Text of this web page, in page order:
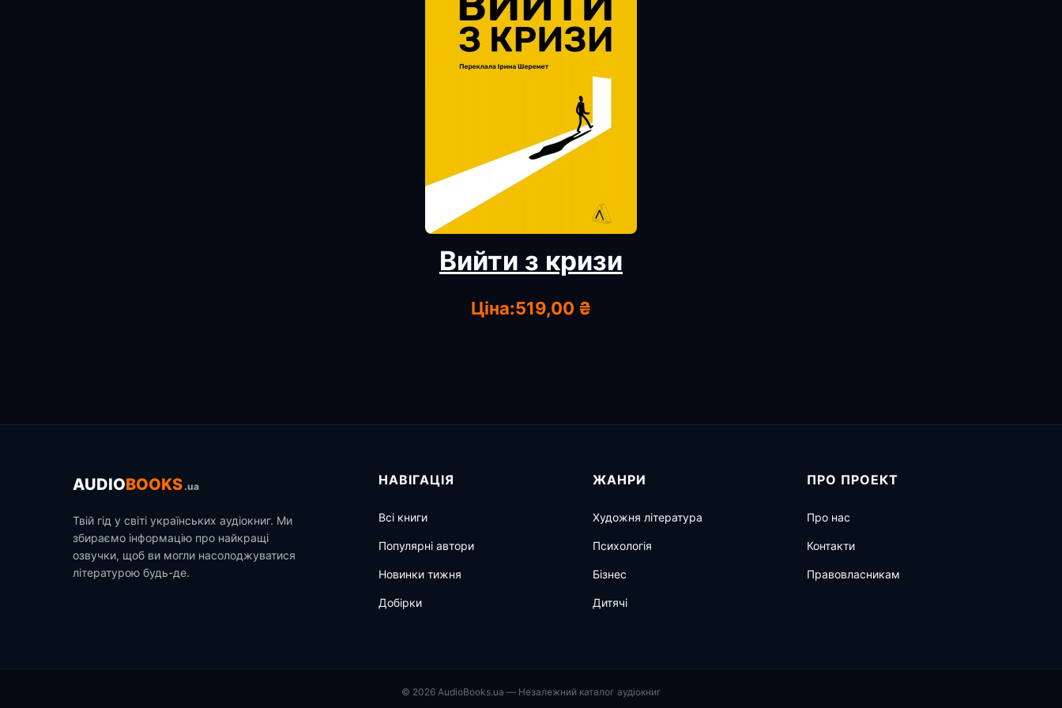
Вийти з кризи
Ціна:519,00 ₴
AUDIOBOOKS .ua
Твій гід у світі українських аудіокниг. Ми
збираємо інформацію про найкращі
озвучки, щоб ви могли насолоджуватися
літературою будь-де.
НАВІГАЦІЯ
Всі книги
Популярні автори
Новинки тижня
Добірки
ЖАНРИ
Художня література
Психологія
Бізнес
Дитячі
ПРО ПРОЕКТ
Про нас
Контакти
Правовласникам
© 2026 AudioBooks.ua — Незалежний каталог аудіокниг